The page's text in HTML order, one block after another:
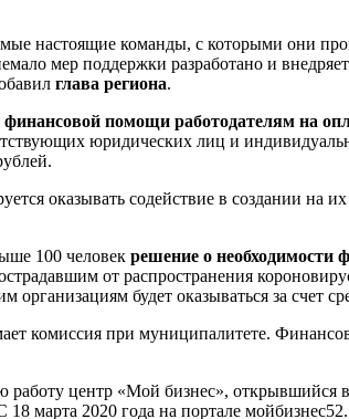
настоящие команды, с которыми они
мер поддержки разработано и
глава региона.
финансовой помощи работодателям на
юридических лиц и
оказывать содействие в создании на
100 человек решение о необходимости
от распространения
будет оказываться за счет
комиссия при муниципалитете.
центр «Мой бизнес», открывшийся
18 марта 2020 года на портале